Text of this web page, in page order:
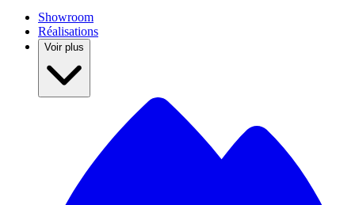
Showroom
Réalisations
Voir plus